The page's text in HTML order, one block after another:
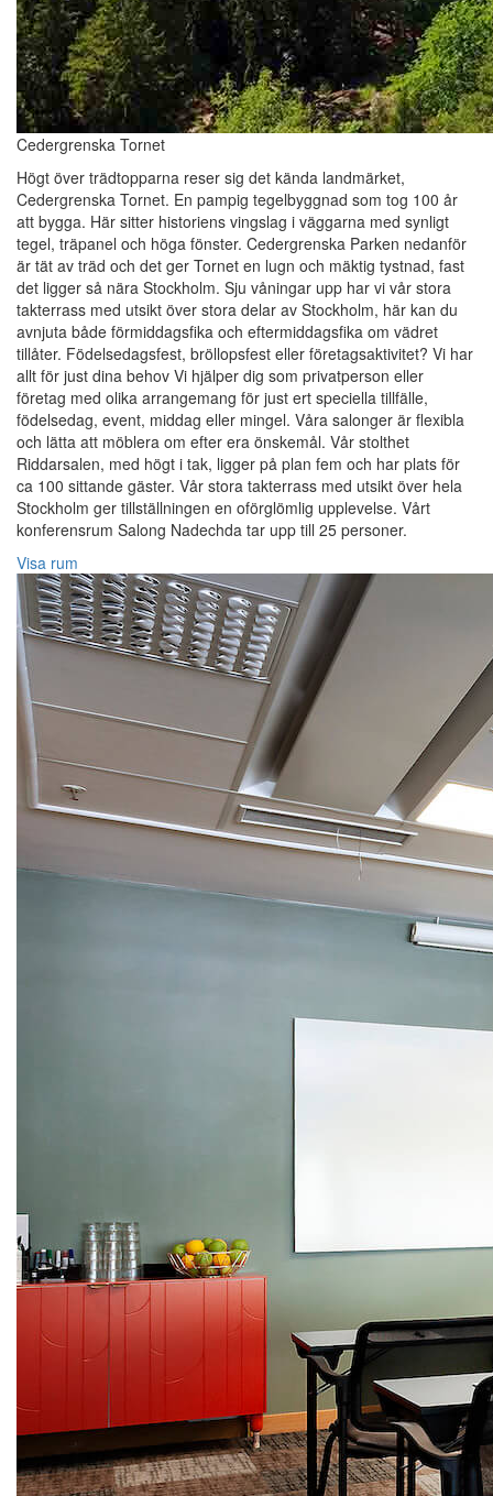
Cedergrenska Tornet
Högt över trädtopparna reser sig det kända landmärket,
Cedergrenska Tornet. En pampig tegelbyggnad som tog 100 år
att bygga. Här sitter historiens vingslag i väggarna med synligt
tegel, träpanel och höga fönster. Cedergrenska Parken nedanför
är tät av träd och det ger Tornet en lugn och mäktig tystnad, fast
det ligger så nära Stockholm. Sju våningar upp har vi vår stora
takterrass med utsikt över stora delar av Stockholm, här kan du
avnjuta både förmiddagsfika och eftermiddagsfika om vädret
tillåter. Födelsedagsfest, bröllopsfest eller företagsaktivitet? Vi har
allt för just dina behov Vi hjälper dig som privatperson eller
företag med olika arrangemang för just ert speciella tillfälle,
födelsedag, event, middag eller mingel. Våra salonger är flexibla
och lätta att möblera om efter era önskemål. Vår stolthet
Riddarsalen, med högt i tak, ligger på plan fem och har plats för
ca 100 sittande gäster. Vår stora takterrass med utsikt över hela
Stockholm ger tillställningen en oförglömlig upplevelse. Vårt
konferensrum Salong Nadechda tar upp till 25 personer.
Visa rum